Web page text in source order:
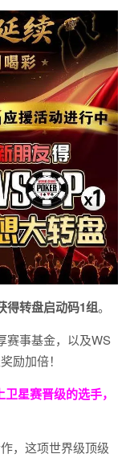
得转盘启动码1组。
赛事基金，以及WS
励加倍！
卫星赛晋级的选手，
，这项世界级顶级